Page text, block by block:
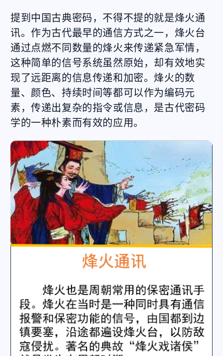
提到中国古典密码，不得不提的就是烽火通
讯。作为古代最早的通信方式之一，烽火台
通过点燃不同数量的烽火来传递紧急军情，
这种简单的信号系统虽然原始，却有效地实
现了远距离的信息传递和加密。烽火的数
量、颜色、持续时间等都可以作为编码元
素，传递出复杂的指令或信息，是古代密码
学的一种朴素而有效的应用。